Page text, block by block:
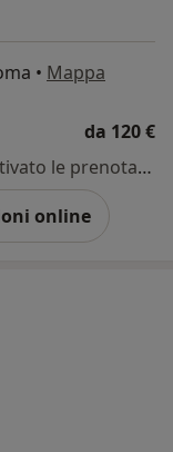
• Mappa
da 120 €
Questo dottore non ha ancora attivato le prenotazioni online presso questo indirizzo.
online